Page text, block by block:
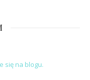
się na blogu.